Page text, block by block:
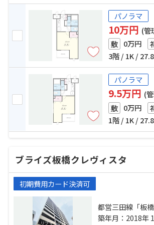
パノラマ
10万円 (管
敷 0万円
3階 / 1K /
パノラマ
9.5万円 (
敷 0万円
1階 / 1K /
ブライズ板橋クレヴィスタ
初期費用カード決済可
都営三田線「板
歩6分 都営三田線「板橋本町」駅 徒
築年月：2018年